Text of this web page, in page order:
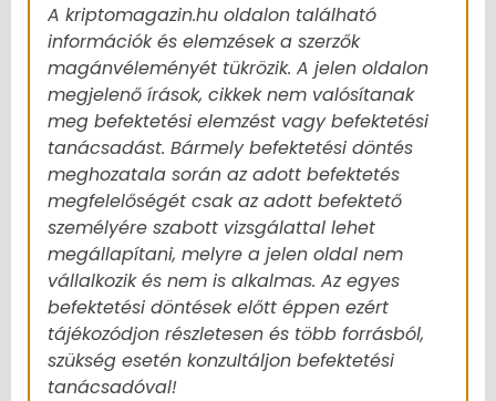
A kriptomagazin.hu oldalon található
információk és elemzések a szerzők
magánvéleményét tükrözik. A jelen oldalon
megjelenő írások, cikkek nem valósítanak
meg befektetési elemzést vagy befektetési
tanácsadást. Bármely befektetési döntés
meghozatala során az adott befektetés
megfelelőségét csak az adott befektető
személyére szabott vizsgálattal lehet
megállapítani, melyre a jelen oldal nem
vállalkozik és nem is alkalmas. Az egyes
befektetési döntések előtt éppen ezért
tájékozódjon részletesen és több forrásból,
szükség esetén konzultáljon befektetési
tanácsadóval!